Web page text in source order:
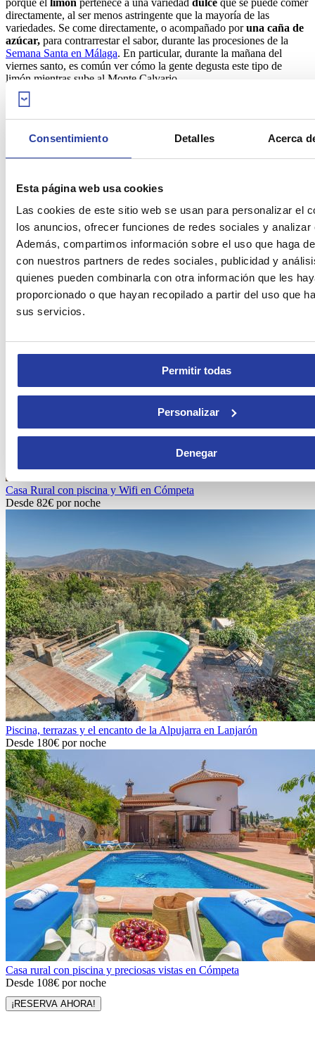
Consentimiento Detalles Acerca
Esta página web usa cookies
Las cookies de este sitio web se usan para personalizar el
los anuncios, ofrecer funciones de redes sociales y analizar
Además, compartimos información sobre el uso que haga
con nuestros partners de redes sociales, publicidad y
quienes pueden combinarla con otra información que les
proporcionado o que hayan recopilado a partir del uso que
sus servicios.
Permitir todas
Personalizar
Denegar
directamente, al ser menos astringente que la mayoría de las
variedades. Se come directamente, o acompañado poruna caña de
azúcar, para contrarrestar el sabor, durante las procesiones de la
Semana Santa en Málaga. En particular, durante la mañana del
viernes santo, es común ver cómo la gente degusta este tipo de
limón mientras sube al Monte Calvario.
Dónde alojarse en Andalucía
Si quieres disfrutar de la
Andalucíay de las procesiones, la opción ideal es buscar un
alojamiento rural en la regiónque te permitirá conocer esta tradición
a precios razonables. Existe una amplia infraestructura en las ocho
provincias adaptada a todos los perfiles. ¡Descúbrela haciendo clic
en el botón abajo!
Casa Rural con piscina y Wifi en Cómpeta
Desde 82€ por noche
Piscina, terrazas y el encanto de la Alpujarra en Lanjarón
Desde 180€ por noche
Casa rural con piscina y preciosas vistas en Cómpeta
Desde 108€ por noche
¡RESERVA AHORA!